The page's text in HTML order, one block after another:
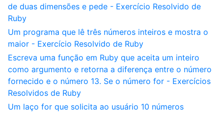
de duas dimensões e pede - Exercício Resolvido de
Ruby
Um programa que lê três números inteiros e mostra o
maior - Exercício Resolvido de Ruby
Escreva uma função em Ruby que aceita um inteiro
como argumento e retorna a diferença entre o número
fornecido e o número 13. Se o número for - Exercícios
Resolvidos de Ruby
Um laço for que solicita ao usuário 10 números